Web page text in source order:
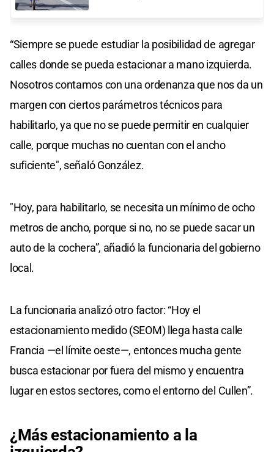
“Siempre se puede estudiar la posibilidad de agregar
calles donde se pueda estacionar a mano izquierda.
Nosotros contamos con una ordenanza que nos da un
margen con ciertos parámetros técnicos para
habilitarlo, ya que no se puede permitir en cualquier
calle, porque muchas no cuentan con el ancho
suficiente", señaló González.
"Hoy, para habilitarlo, se necesita un mínimo de ocho
metros de ancho, porque si no, no se puede sacar un
auto de la cochera”, añadió la funcionaria del gobierno
local.
La funcionaria analizó otro factor: “Hoy el
estacionamiento medido (SEOM) llega hasta calle
Francia —el límite oeste—, entonces mucha gente
busca estacionar por fuera del mismo y encuentra
lugar en estos sectores, como el entorno del Cullen”.
¿Más estacionamiento a la